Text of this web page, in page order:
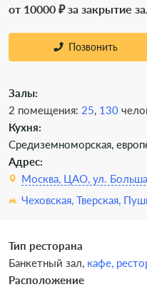
от 10000 ₽ за закрытие
Позвонить
Залы:
2 помещения: 25, 130
Кухня:
Средиземноморская,
Адрес:
Москва, ЦАО, ул.
Чеховская, Тверская,
Тип ресторана
Банкетный зал, кафе,
Расположение